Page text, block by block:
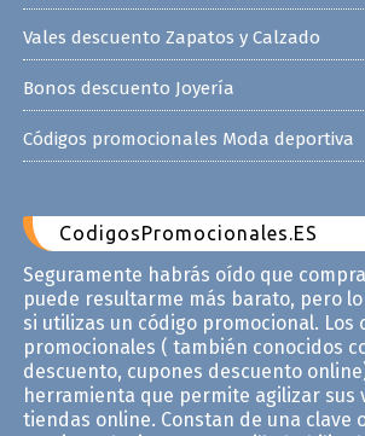
Vales descuento Zapatos y Calzado
Bonos descuento Joyería
Códigos promocionales Moda deportiva
CodigosPromocionales.ES
Seguramente habrás oído que
puede resultarme más barato, pero
si utilizas un código promocional. Los
promocionales ( también conocidos
descuento, cupones descuento
herramienta que permite agilizar sus
tiendas online. Constan de una clave